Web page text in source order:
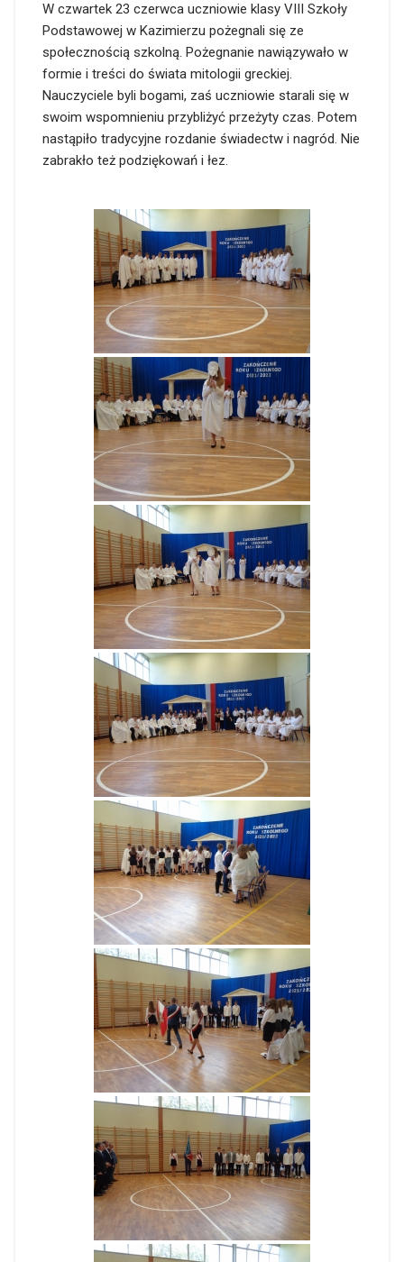
W czwartek 23 czerwca uczniowie klasy VIII Szkoły
Podstawowej w Kazimierzu pożegnali się ze
społecznością szkolną. Pożegnanie nawiązywało w
formie i treści do świata mitologii greckiej.
Nauczyciele byli bogami, zaś uczniowie starali się w
swoim wspomnieniu przybliżyć przeżyty czas. Potem
nastąpiło tradycyjne rozdanie świadectw i nagród. Nie
zabrakło też podziękowań i łez.